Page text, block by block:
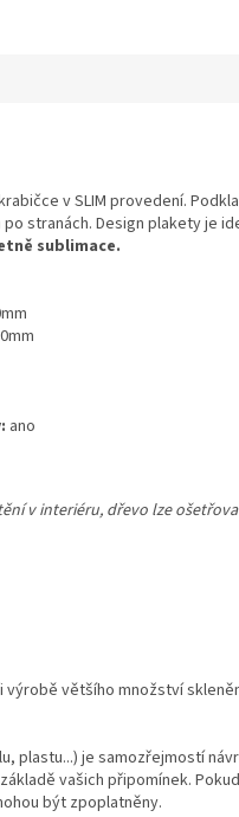
v SLIM provedení.
stranách. Design plakety je
sublimace.
ano
v interiéru, dřevo lze
většího množství
plastu...) je samozřejmostí
vašich připomínek.
být zpoplatněny.